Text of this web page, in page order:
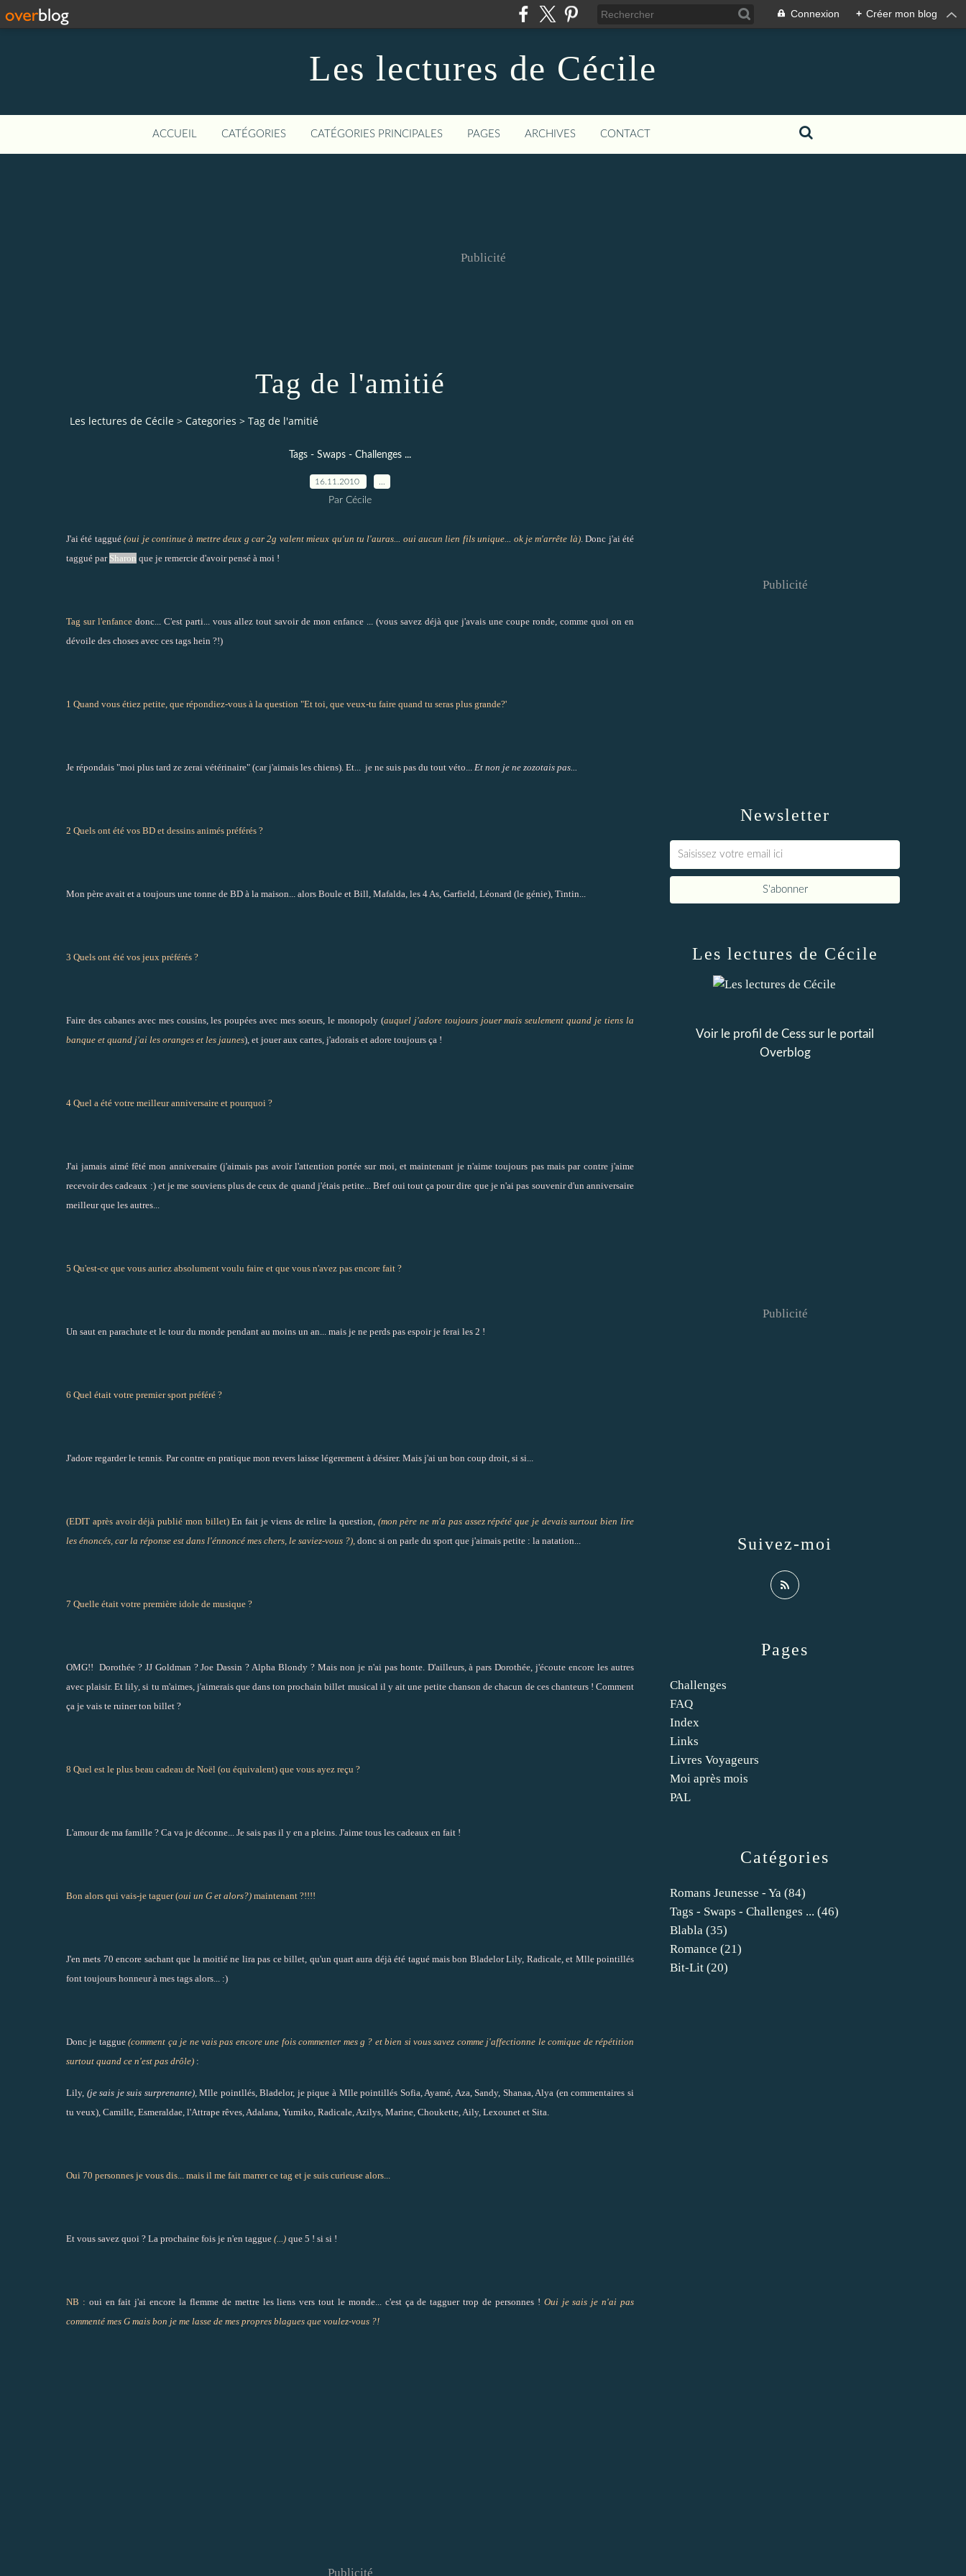
Connexion + Créer mon blog
Les lectures de Cécile
ACCUEIL CATÉGORIES CATÉGORIES PRINCIPALES PAGES ARCHIVES CONTACT
Publicité
Tag de l'amitié
Les lectures de Cécile > Categories > Tag de l'amitié
Tags - Swaps - Challenges ...
16.11.2010
Par Cécile
J'ai été taggué(oui je continue à mettre deux g car 2g valent mieux qu'un tu l'auras... oui aucun lien fils unique... ok je m'arrête là). Donc j'ai été
taggué par Sharon que je remercie d'avoir pensé à moi !
Tag sur l'enfance donc... C'est parti... vous allez tout savoir de mon enfance ... (vous savez déjà que j'avais une coupe ronde, comme quoi on en
dévoile des choses avec ces tags hein ?!)
1 Quand vous étiez petite, que répondiez-vous à la question "Et toi, que veux-tu faire quand tu seras plus grande?'
Je répondais "moi plus tard ze zerai vétérinaire" (car j'aimais les chiens). Et... je ne suis pas du tout véto... Et non je ne zozotais pas...
2 Quels ont été vos BD et dessins animés préférés ?
Mon père avait et a toujours une tonne de BD à la maison... alors Boule et Bill, Mafalda, les 4 As, Garfield, Léonard (le génie), Tintin...
3 Quels ont été vos jeux préférés ?
Faire des cabanes avec mes cousins, les poupées avec mes soeurs, le monopoly (auquel j'adore toujours jouer mais seulement quand je tiens la
banque et quand j'ai les oranges et les jaunes), et jouer aux cartes, j'adorais et adore toujours ça !
4 Quel a été votre meilleur anniversaire et pourquoi ?
J'ai jamais aimé fêté mon anniversaire (j'aimais pas avoir l'attention portée sur moi, et maintenant je n'aime toujours pas mais par contre j'aime
recevoir des cadeaux :) et je me souviens plus de ceux de quand j'étais petite... Bref oui tout ça pour dire que je n'ai pas souvenir d'un anniversaire
meilleur que les autres...
5 Qu'est-ce que vous auriez absolument voulu faire et que vous n'avez pas encore fait ?
Un saut en parachute et le tour du monde pendant au moins un an... mais je ne perds pas espoir je ferai les 2 !
6 Quel était votre premier sport préféré ?
J'adore regarder le tennis. Par contre en pratique mon revers laisse légerement à désirer. Mais j'ai un bon coup droit, si si...
(EDIT après avoir déjà publié mon billet)En fait je viens de relire la question, (mon père ne m'a pas assez répété que je devais surtout bien lire
les énoncés, car la réponse est dans l'énnoncé mes chers, le saviez-vous ?), donc si on parle du sport que j'aimais petite : la natation...
7 Quelle était votre première idole de musique ?
OMG!! Dorothée ? JJ Goldman ? Joe Dassin ? Alpha Blondy ? Mais non je n'ai pas honte. D'ailleurs, à pars Dorothée, j'écoute encore les autres
avec plaisir. Et lily, si tu m'aimes, j'aimerais que dans ton prochain billet musical il y ait une petite chanson de chacun de ces chanteurs ! Comment
ça je vais te ruiner ton billet ?
8 Quel est le plus beau cadeau de Noël (ou équivalent) que vous ayez reçu ?
L'amour de ma famille ? Ca va je déconne... Je sais pas il y en a pleins. J'aime tous les cadeaux en fait !
Bon alors qui vais-je taguer (oui un G et alors?) maintenant ?!!!!
J'en mets 70 encore sachant que la moitié ne lira pas ce billet, qu'un quart aura déjà été tagué mais bon Bladelor Lily, Radicale, et Mlle pointillés
font toujours honneur à mes tags alors... :)
Donc je taggue(comment ça je ne vais pas encore une fois commenter mes g ? et bien si vous savez comme j'affectionne le comique de répétition
surtout quand ce n'est pas drôle) :
Lily, (je sais je suis surprenante), Mlle pointllés, Bladelor, je pique à Mlle pointillés Sofia, Ayamé, Aza, Sandy, Shanaa, Alya (en commentaires si
tu veux), Camille, Esmeraldae, l'Attrape rêves, Adalana, Yumiko, Radicale, Azilys, Marine, Choukette, Aily, Lexounet et Sita.
Oui 70 personnes je vous dis... mais il me fait marrer ce tag et je suis curieuse alors...
Et vous savez quoi ? La prochaine fois je n'en taggue (...) que 5 ! si si !
NB : oui en fait j'ai encore la flemme de mettre les liens vers tout le monde... c'est ça de tagguer trop de personnes ! Oui je sais je n'ai pas
commenté mes G mais bon je me lasse de mes propres blagues que voulez-vous ?!
Publicité
Newsletter
Publicité
Catégories
Romans Jeunesse - Ya (84)
Tags - Swaps - Challenges ... (46)
Blabla (35)
Romance (21)
Bit-Lit (20)
Pages
Challenges
FAQ
Index
Links
Livres Voyageurs
Moi après mois
PAL
Les lectures de Cécile
Voir le profil de Cess sur le portail
Overblog
Suivez-moi
Publicité